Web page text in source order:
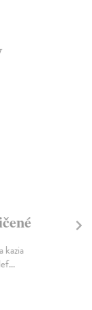
kazia